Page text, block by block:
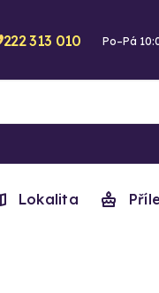
222 313 010 Po–Pá
Lokalita